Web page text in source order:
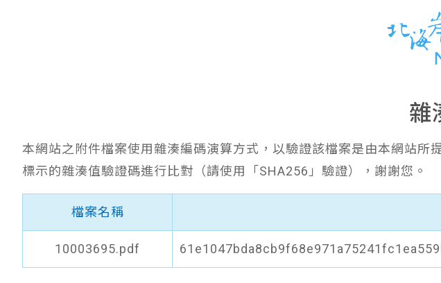
雜
本網站之附件檔案使用雜湊編碼演算方式，以驗證該檔案是由本網站
標示的雜湊值驗證碼進行比對（請使用「SHA256」驗證），謝謝您。
檔案名稱
10003695.pdf